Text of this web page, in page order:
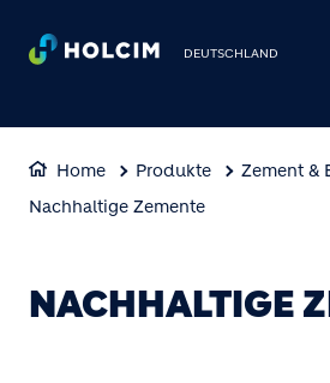
DEUTSCHLAND
Home Produkte
Zement &
Nachhaltige Zemente
NACHHALTIGE